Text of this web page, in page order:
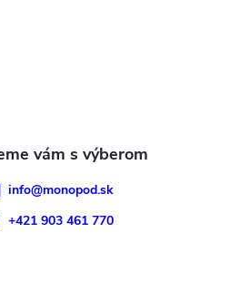
info@monopod.sk
+421 903 461 770